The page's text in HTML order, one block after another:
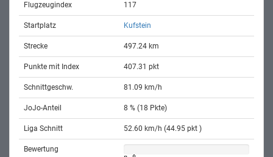
Flugzeugindex 117
Startplatz Kufstein
Strecke 497.24 km
Punkte mit Index 407.31 pkt
Schnittgeschw. 81.09 km/h
JoJo-Anteil 8 % (18 Pkte)
Liga Schnitt 52.60 km/h (44.95 pkt )
Bewertung